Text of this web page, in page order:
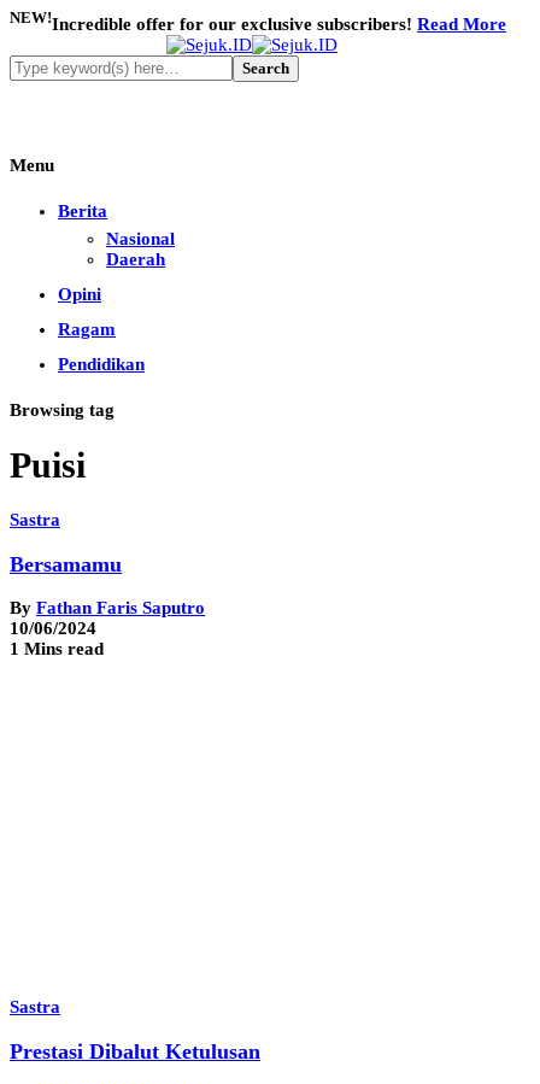
NEW!Incredible offer for our exclusive subscribers! Read More
Menu
Berita
Nasional
Daerah
Opini
Ragam
Pendidikan
Browsing tag
Puisi
Sastra
Bersamamu
By Fathan Faris Saputro
10/06/2024
1 Mins read
Sastra
Prestasi Dibalut Ketulusan